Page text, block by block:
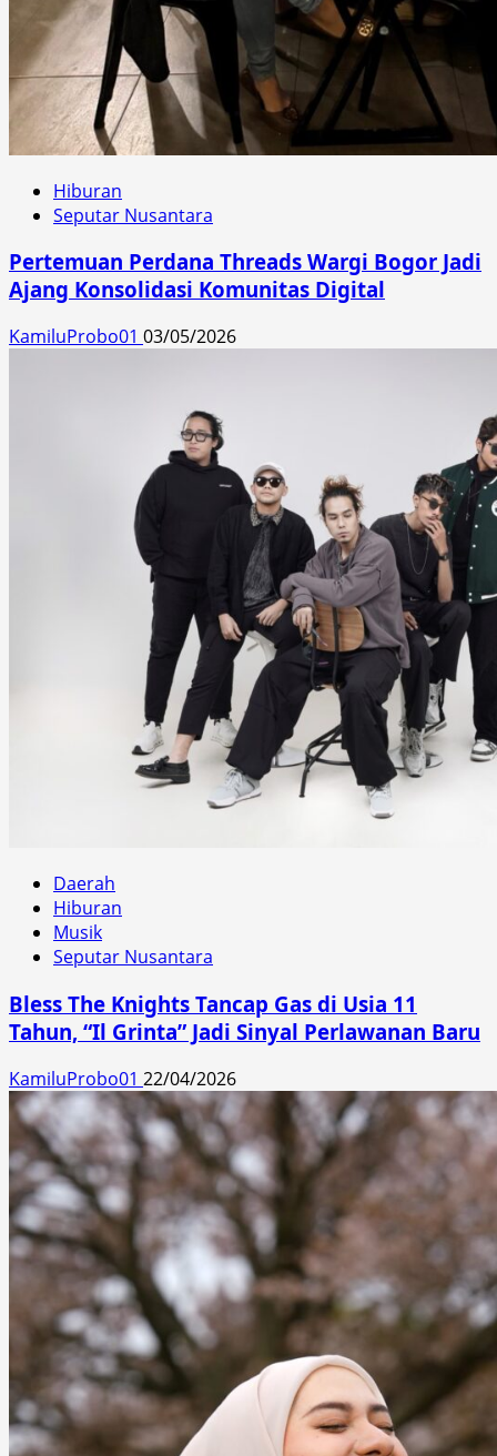
Hiburan
Seputar Nusantara
Pertemuan Perdana Threads Wargi Bogor Jadi
Ajang Konsolidasi Komunitas Digital
KamiluProbo01 03/05/2026
Daerah
Hiburan
Musik
Seputar Nusantara
Bless The Knights Tancap Gas di Usia 11
Tahun, “Il Grinta” Jadi Sinyal Perlawanan Baru
KamiluProbo01 22/04/2026